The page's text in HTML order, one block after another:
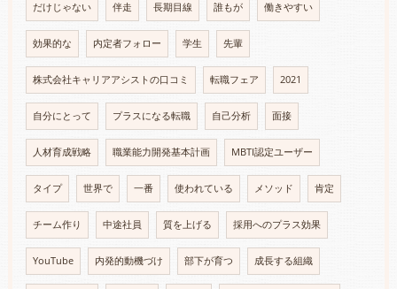
だけじゃない 伴走 長期目線 誰もが 働きやすい
効果的な 内定者フォロー 学生 先輩
株式会社キャリアアシストの口コミ 転職フェア 2021
自分にとって プラスになる転職 自己分析 面接
人材育成戦略 職業能力開発基本計画 MBTI認定ユーザー
タイプ 世界で 一番 使われている メソッド 肯定
チーム作り 中途社員 質を上げる 採用へのプラス効果
YouTube 内発的動機づけ 部下が育つ 成長する組織